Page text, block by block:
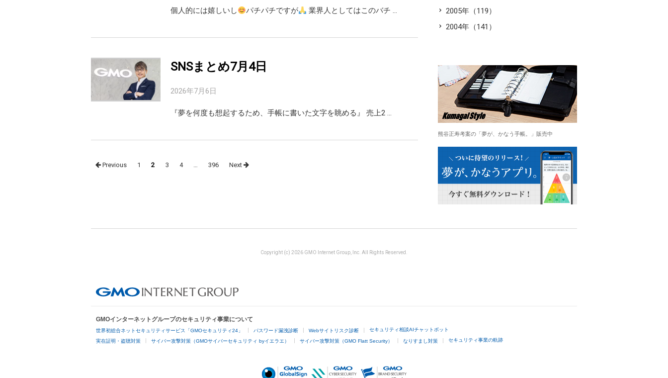
個人的には嬉しいし パチパチですが 業界人としてはこのバチ …
SNSまとめ7月4日
2026年7月6日
『夢を何度も想起するため、手帳に書いた文字を眺める』 売上2 …
PostsPrevious 1 2 3 4 … 396 Next
2005年（119）
2004年（141）
熊谷正寿考案の「夢が、かなう手帳。」販売中
Copyright (c) 2026 GMO Internet Group, Inc. All Rights Reserved.
GMOインターネットグループのセキュリティ事業について
世界初総合ネットセキュリティサービス「GMOセキュリティ24」 パスワード漏洩診断 Webサイトリスク診断 セキュリティ相談AIチャットボット
実在証明・盗聴対策 サイバー攻撃対策（GMOサイバーセキュリティ byイエラエ） サイバー攻撃対策（GMO Flatt Security） なりすまし対策 セキュリティ事業の軌跡